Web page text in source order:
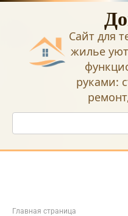
Перейти
Сайт для
жилье
руками:
Поиск:
Главная страница